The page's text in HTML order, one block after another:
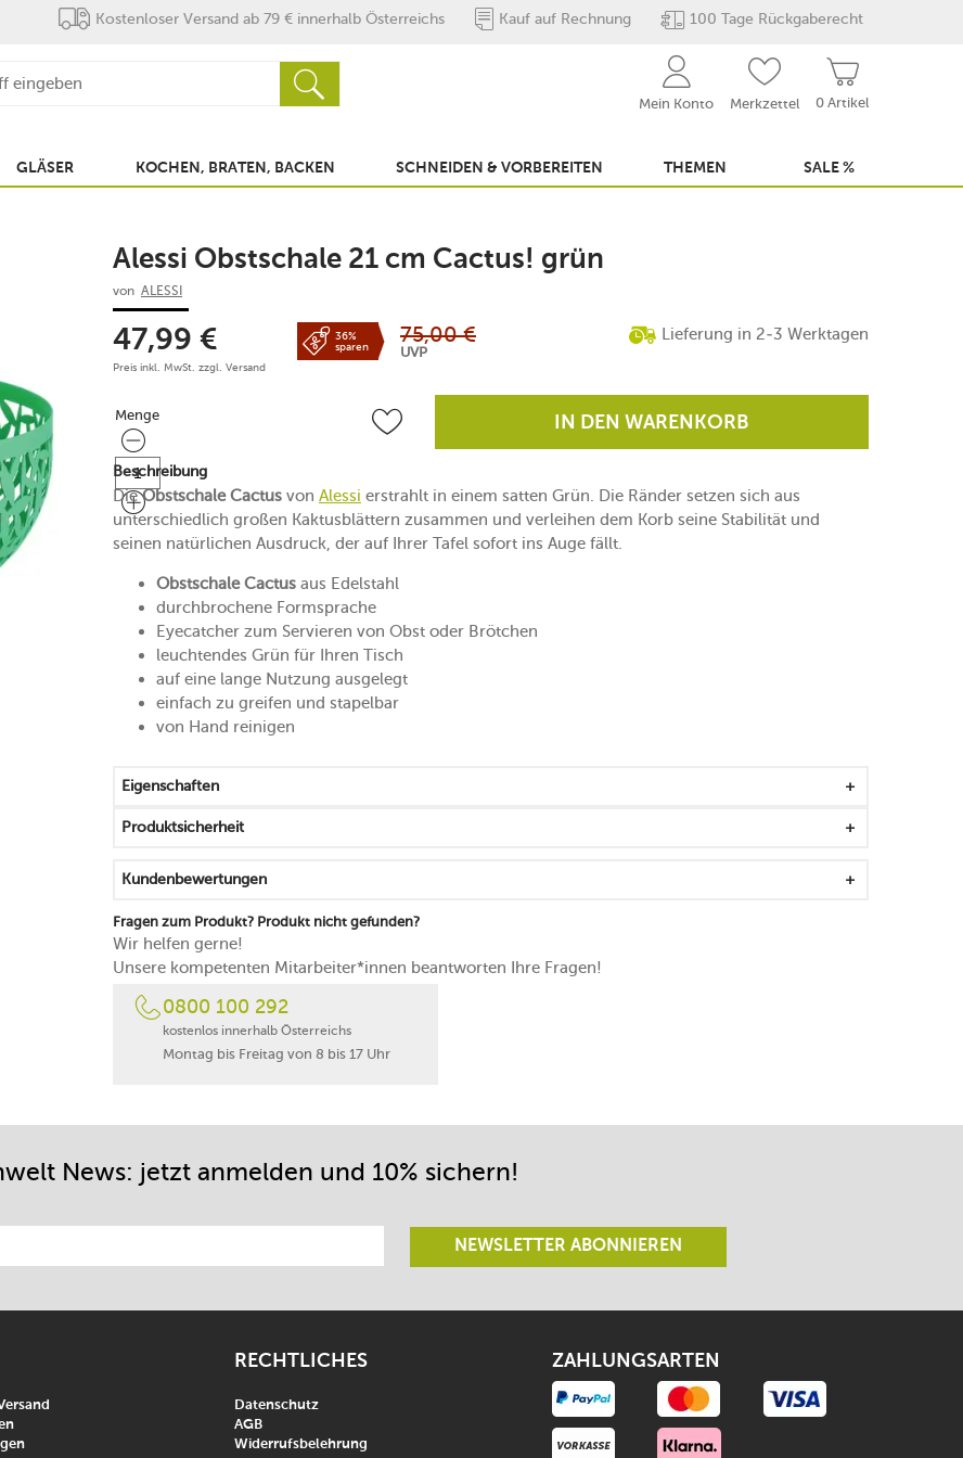
Kostenloser Versand ab 79 € innerhalb Österreichs Kauf auf Rechnung 100 Tage Rückgaberecht
0 Artikel
Mein Konto Merkzettel
GLÄSER KOCHEN, BRATEN, BACKEN SCHNEIDEN & VORBEREITEN THEMEN SALE %
Alessi Obstschale 21 cm Cactus! grün
von ALESSI
47,99 €
Preis inkl. MwSt. zzgl. Versand
36%
sparen
75,00 €
UVP
Lieferung in 2-3 Werktagen
Menge
Menge IN DEN WARENKORB
Beschreibung
DieObstschale Cactus von Alessi erstrahlt in einem satten Grün. Die Ränder setzen sich aus
unterschiedlich großen Kaktusblättern zusammen und verleihen dem Korb seine Stabilität und
seinen natürlichen Ausdruck, der auf Ihrer Tafel sofort ins Auge fällt.
Obstschale Cactus aus Edelstahl
durchbrochene Formsprache
Eyecatcher zum Servieren von Obst oder Brötchen
leuchtendes Grün für Ihren Tisch
auf eine lange Nutzung ausgelegt
einfach zu greifen und stapelbar
von Hand reinigen
Eigenschaften
Produktsicherheit
Kundenbewertungen
Fragen zum Produkt? Produkt nicht gefunden?
Wir helfen gerne!
Unsere kompetenten Mitarbeiter*innen beantworten Ihre Fragen!
0800 100 292
kostenlos innerhalb Österreichs
Montag bis Freitag von 8 bis 17 Uhr
News: jetzt anmelden und 10% sichern!
NEWSLETTER ABONNIEREN
RECHTLICHES
Datenschutz
AGB
Widerrufsbelehrung
ZAHLUNGSARTEN